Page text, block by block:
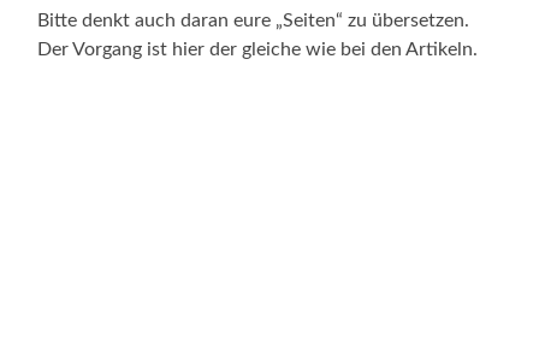
Bitte denkt auch daran eure „Seiten“ zu übersetzen.
Der Vorgang ist hier der gleiche wie bei den Artikeln.